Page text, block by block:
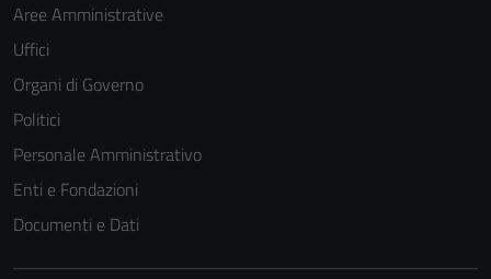
Aree Amministrative
Uffici
Organi di Governo
Politici
Personale Amministrativo
Enti e Fondazioni
Documenti e Dati